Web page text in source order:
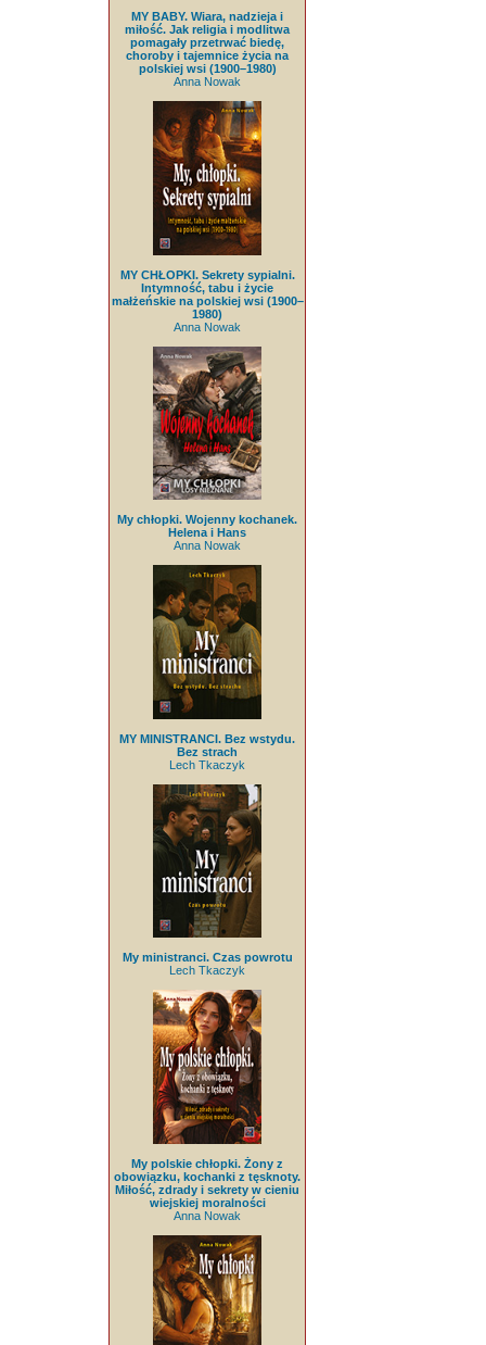
MY BABY. Wiara, nadzieja i
miłość. Jak religia i modlitwa
pomagały przetrwać biedę,
choroby i tajemnice życia na
polskiej wsi (1900–1980)
Anna Nowak
MY CHŁOPKI. Sekrety sypialni.
Intymność, tabu i życie
małżeńskie na polskiej wsi (1900–
1980)
Anna Nowak
My chłopki. Wojenny kochanek.
Helena i Hans
Anna Nowak
MY MINISTRANCI. Bez wstydu.
Bez strach
Lech Tkaczyk
My ministranci. Czas powrotu
Lech Tkaczyk
My polskie chłopki. Żony z
obowiązku, kochanki z tęsknoty.
Miłość, zdrady i sekrety w cieniu
wiejskiej moralności
Anna Nowak